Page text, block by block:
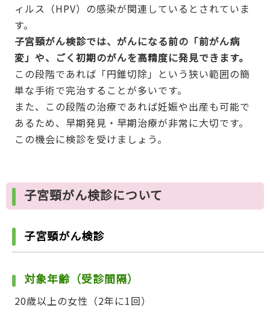
ィルス（HPV）の感染が関連しているとされていま
す。
子宮頸がん検診では、がんになる前の「前がん病
変」や、ごく初期のがんを高精度に発見できます。
この段階であれば「円錐切除」という狭い範囲の簡
単な手術で完治することが多いです。
また、この段階の治療であれば妊娠や出産も可能で
あるため、早期発見・早期治療が非常に大切です。
この機会に検診を受けましょう。
子宮頸がん検診について
子宮頸がん検診
対象年齢（受診間隔）
20歳以上の女性（2年に1回）